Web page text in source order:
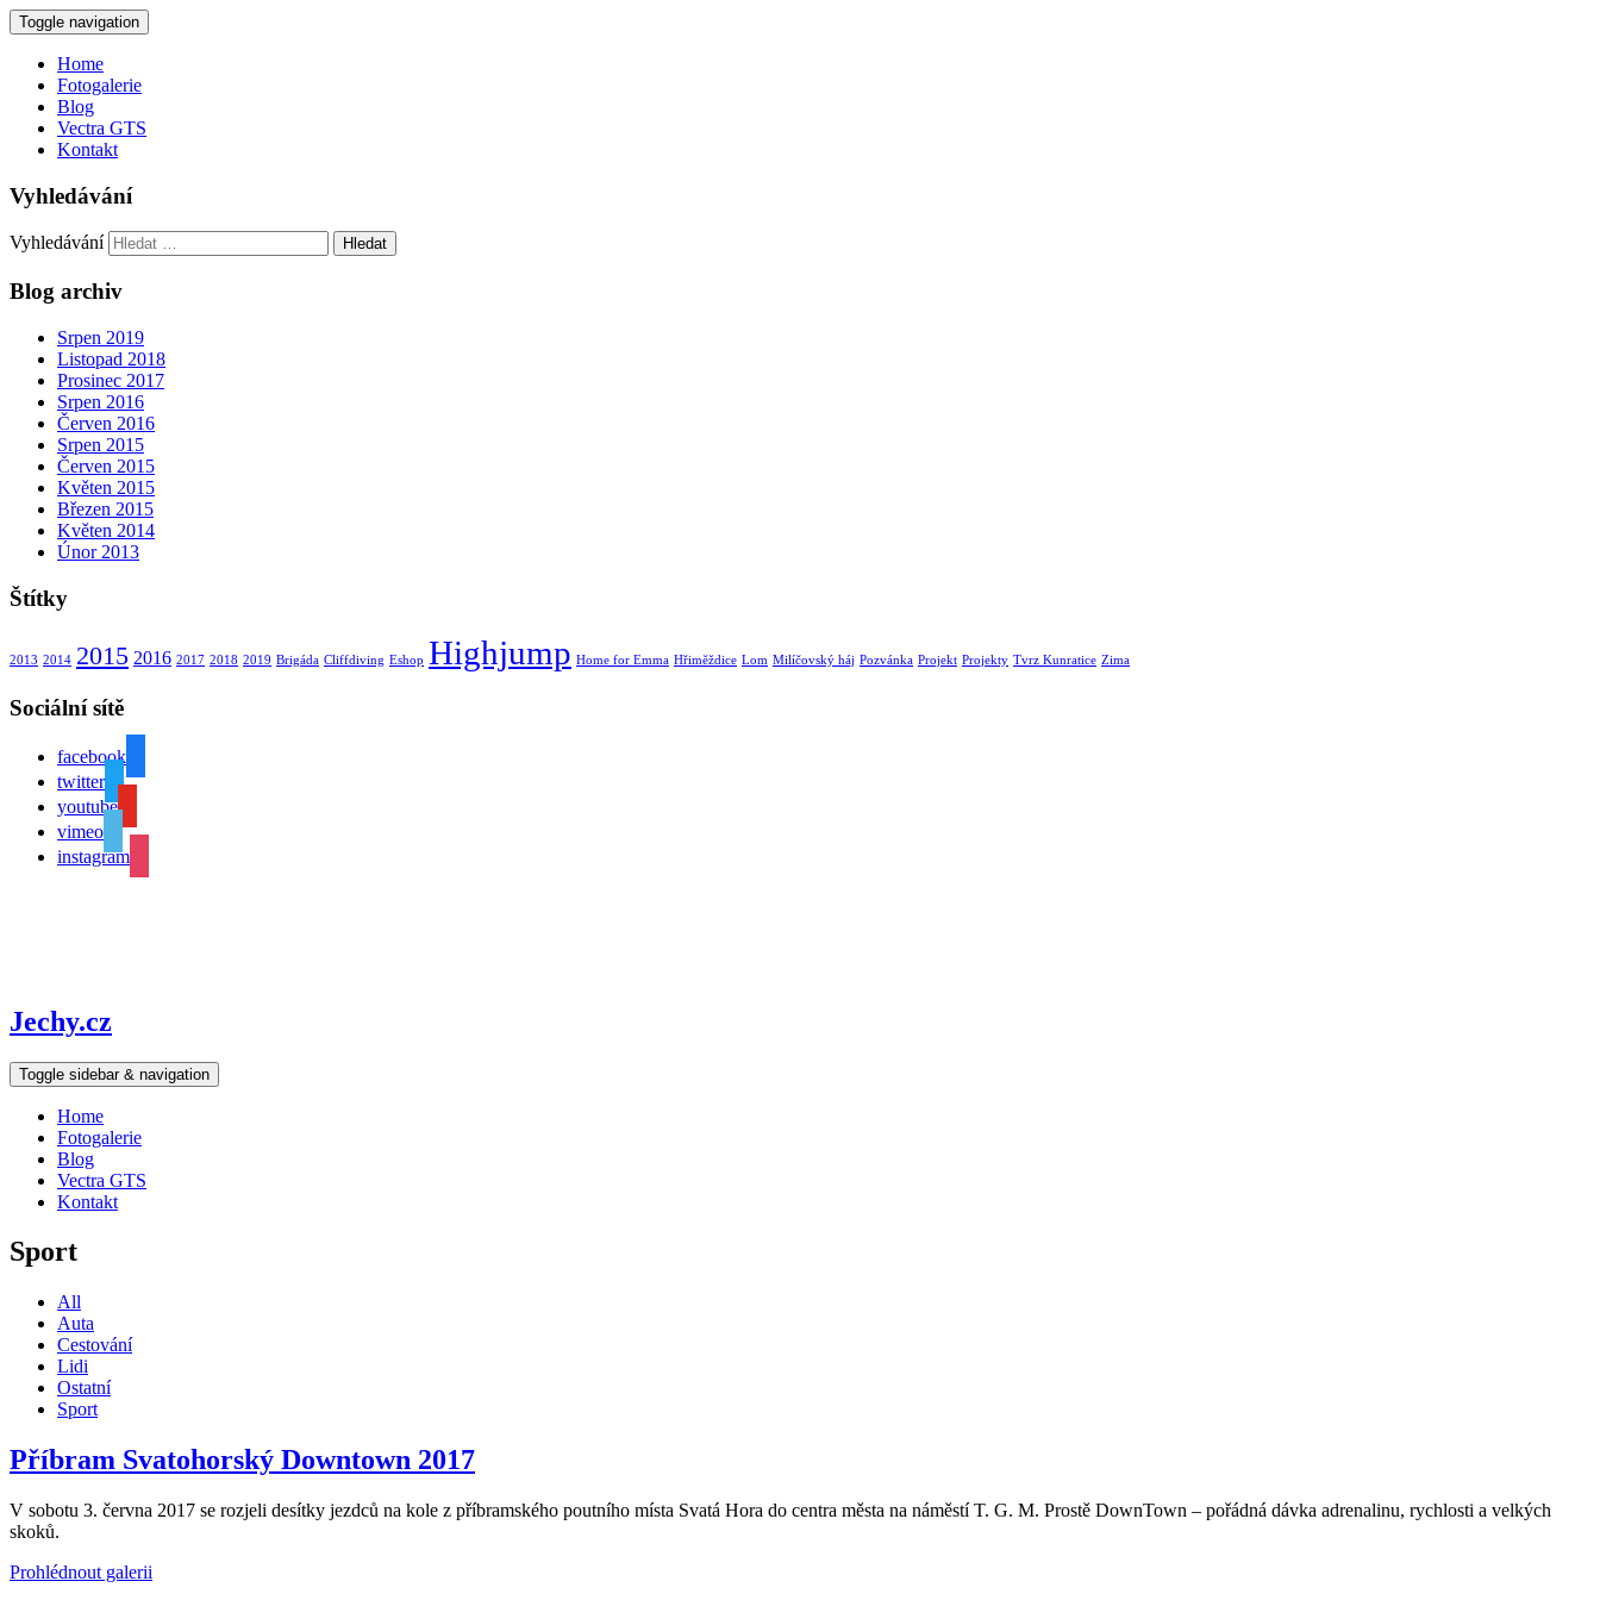
Toggle navigation
Home
Fotogalerie
Blog
Vectra GTS
Kontakt
Vyhledávání
Vyhledávání
Blog archiv
Srpen 2019
Listopad 2018
Prosinec 2017
Srpen 2016
Červen 2016
Srpen 2015
Červen 2015
Květen 2015
Březen 2015
Květen 2014
Únor 2013
Štítky
2013 2014 2015 2016 2017 2018 2019 Brigáda Cliffdiving Eshop Highjump Home for Emma Hřiměždice Lom Milíčovský háj Pozvánka Projekt Projekty Tvrz Kunratice Zima
Sociální sítě
facebook
twitter
youtube
vimeo
instagram
Jechy.cz
Toggle sidebar & navigation
Home
Fotogalerie
Blog
Vectra GTS
Kontakt
Sport
All
Auta
Cestování
Lidi
Ostatní
Sport
Příbram Svatohorský Downtown 2017
V sobotu 3. června 2017 se rozjeli desítky jezdců na kole z příbramského poutního místa Svatá Hora do centra města na náměstí T. G. M. Prostě DownTown – pořádná dávka adrenalinu, rychlosti a velkých
skoků.
Prohlédnout galerii